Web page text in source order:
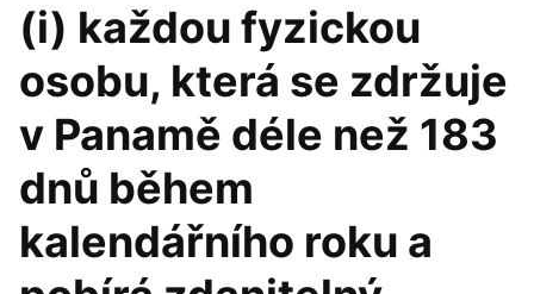
(i) každou fyzickou
osobu, která se zdržuje
v Panamě déle než 183
dnů během
kalendářního roku a